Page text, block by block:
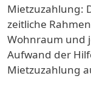
Mietzuzahlung:
zeitliche
Wohnraum und
Aufwand der
Mietzuzahlung